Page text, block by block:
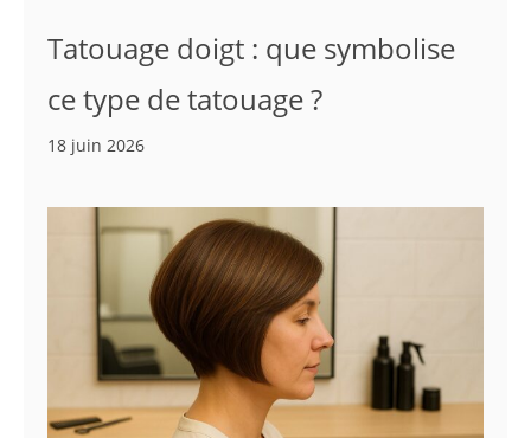
Tatouage doigt : que symbolise
ce type de tatouage ?
18 juin 2026